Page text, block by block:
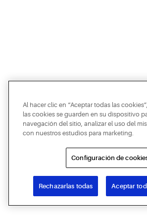
Al hacer clic en “Aceptar todas las
las cookies se guarden en su dispositivo
navegación del sitio, analizar el uso del
con nuestros estudios para marketing.
Configuración de
Rechazarlas todas Aceptar